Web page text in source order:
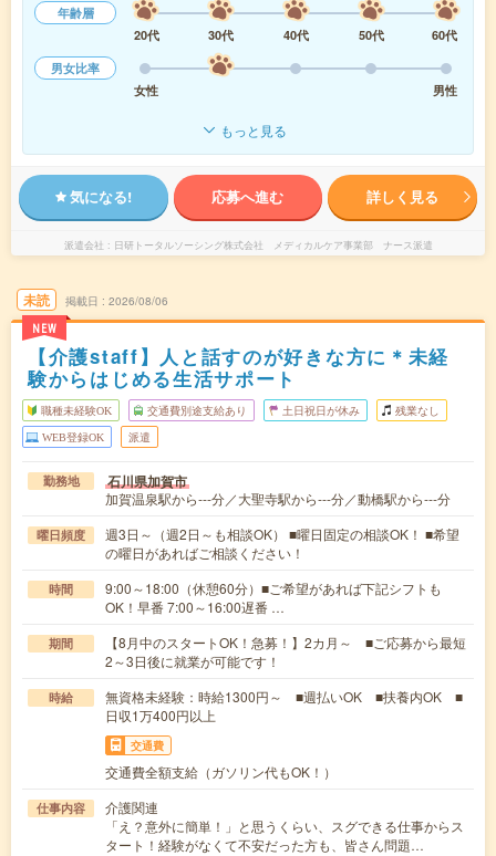
年齢層
20代
30代 40代 50代
60代
男女比率
女性
男性
もっと見る
気になる! 応募へ進む 詳しく見る
派遣会社 日研トータルソーシング株式会社 メディカルケア事業部 ナース派遣
未読
NEW
掲載日 2026/08/06
【介護staff】人と話すのが好きな方に＊未経
験からはじめる生活サポート
職種未経験OK 交通費別途支給あり 土日祝日が休み 残業なし
WEB登録OK 派遣
勤務地 石川県加賀市
加賀温泉駅から---分／大聖寺駅から---分／動橋駅から---分
曜日頻度
週3日～（週2日～も相談OK） ■曜日固定の相談OK！ ■希望
の曜日があればご相談ください！
時間
9:00～18:00（休憩60分）■ご希望があれば下記シフトも
OK！早番 7:00～16:00遅番 …
期間
【8月中のスタートOK！急募！】2カ月～ ■ご応募から最短
2～3日後に就業が可能です！
時給
無資格未経験：時給1300円～ ■週払いOK ■扶養内OK ■
日収1万400円以上
交通費
交通費全額支給（ガソリン代もOK！）
仕事内容
介護関連
「え？意外に簡単！」と思うくらい、スグできる仕事からス
タート！経験がなくて不安だった方も、皆さん問題…